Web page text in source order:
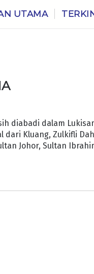
UTAMA
diabadi dalam
dari Kluang, Zulkifli
Johor, Sultan